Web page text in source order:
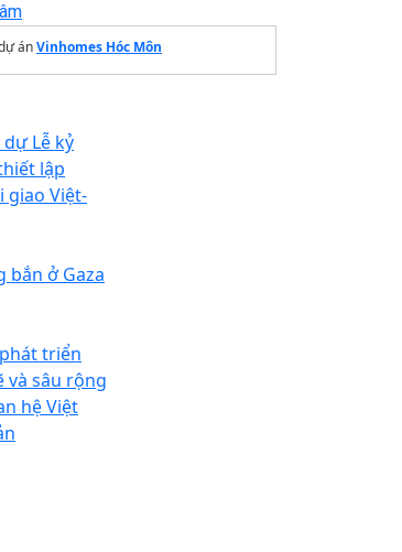
ánVinhomes Hóc Môn
Lễ kỷ
lập
giao Việt-
bắn ở Gaza
triển
và sâu rộng
hệ Việt